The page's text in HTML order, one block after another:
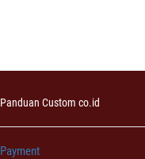
Panduan Custom co.id
Payment